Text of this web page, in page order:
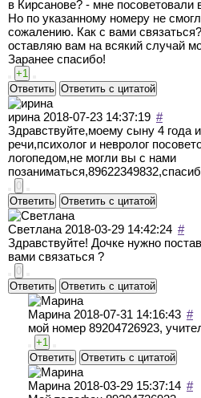
в Кирсанове? - мне посоветовали
Но по указанному номеру не
сожалению. Как с вами
оставляю вам на всякий случай
Заранее спасибо!
+1
Ответить Ответить с цитатой
ирина 2018-07-23 14:37:19 #
Здравствуйте,моему сыну 4 года
речи,психолог и невролог
логопедом,не могли вы с нами
0
Ответить Ответить с цитатой
Светлана 2018-03-29 14:42:24 #
Здравствуйте! Дочке нужно
вами связаться ?
0
Ответить Ответить с цитатой
Марина 2018-07-31 14:16:43 #
мой номер 89204726923,
+1
Ответить Ответить с цитатой
Марина 2018-03-29 15:37:14 #